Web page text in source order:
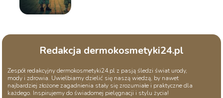
Redakcja dermokosmetyki24.pl
Zespół redakcyjny dermokosmetyki24.pl z pasją śledzi świat urody,
mody i zdrowia. Uwielbiamy dzielić się naszą wiedzą, by nawet
najbardziej złożone zagadnienia stały się zrozumiałe i praktyczne dla
każdego. Inspirujemy do świadomej pielęgnacji i stylu życia!